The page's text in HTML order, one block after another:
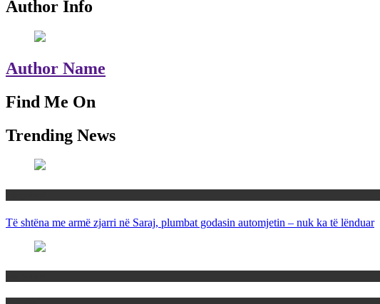
Author Info
Author Name
Find Me On
Trending News
Të shtëna me armë zjarri në Saraj, plumbat godasin automjetin – nuk ka të lënduar